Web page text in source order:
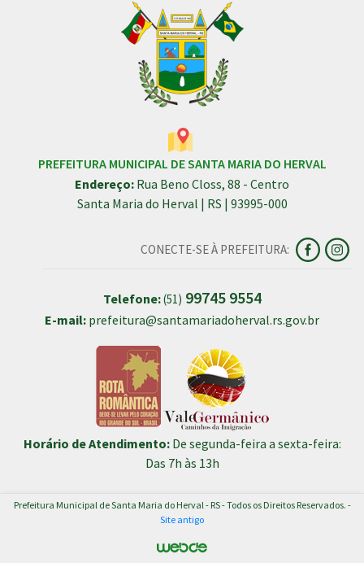
PREFEITURA MUNICIPAL DE SANTA MARIA DO HERVAL
Endereço: Rua Beno Closs, 88 - Centro
Santa Maria do Herval | RS | 93995-000
CONECTE-SE À PREFEITURA:
Telefone:(51) 99745 9554
E-mail: prefeitura@santamariadoherval.rs.gov.br
Horário de Atendimento:De segunda-feira a sexta-feira:
Das 7h às 13h
Prefeitura Municipal de Santa Maria do Herval - RS - Todos os Direitos Reservados. -
Site antigo